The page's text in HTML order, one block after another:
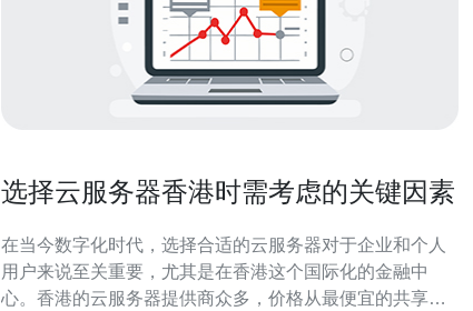
选择云服务器香港时需考虑的关键因素
在当今数字化时代，选择合适的云服务器对于企业和个人
用户来说至关重要，尤其是在香港这个国际化的金融中
心。香港的云服务器提供商众多，价格从最便宜的共享主